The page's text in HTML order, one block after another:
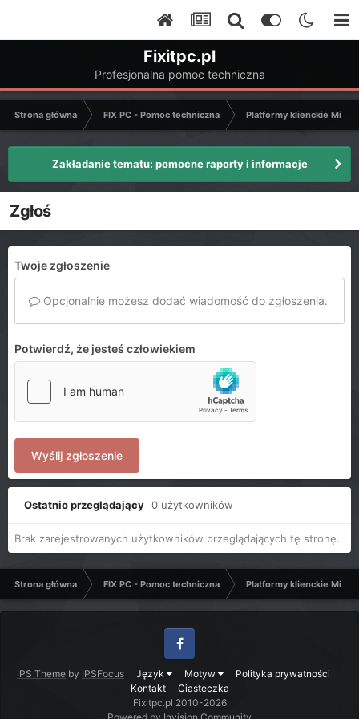
Fixitpc.pl
Profesjonalna pomoc techniczna
Strona główna FIX PC - Pomoc techniczna Platformy klienckie
Zakładanie tematu: pomocne raporty i informacje
Zgłoś
Twoje zgłoszenie
Opcjonalnie możesz dodać wiadomość do zgłoszenia.
Potwierdź, że jesteś człowiekiem
Wyślij zgłoszenie
Ostatnio przeglądający 0 użytkowników
Brak zarejestrowanych użytkowników przeglądających tę stronę.
Strona główna FIX PC - Pomoc techniczna Platformy klienckie
IPS Theme by IPSFocus Język Motyw
Polityka prywatności
Kontakt
Ciasteczka
Facebook
Fixitpc.pl 2010-2026